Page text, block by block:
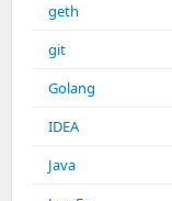
geth
git
Golang
IDEA
Java